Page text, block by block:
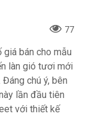
77
giá bán cho mẫu
làn gió tươi mới
chú ý, bên
lần đầu tiên
với thiết kế